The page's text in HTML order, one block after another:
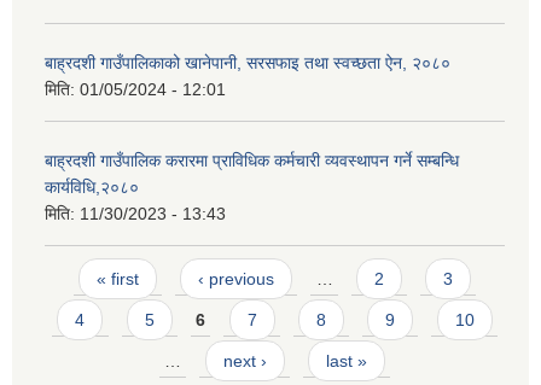
बाह्रदशी गाउँपालिकाको खानेपानी, सरसफाइ तथा स्वच्छता ऐन, २०८०
मिति: 01/05/2024 - 12:01
बाह्रदशी गाउँपालिक करारमा प्राविधिक कर्मचारी व्यवस्थापन गर्ने सम्बन्धि
कार्यविधि,२०८०
मिति: 11/30/2023 - 13:43
Pages
« first ‹ previous … 2 3
4 5 6 7 8 9 10
… next › last »